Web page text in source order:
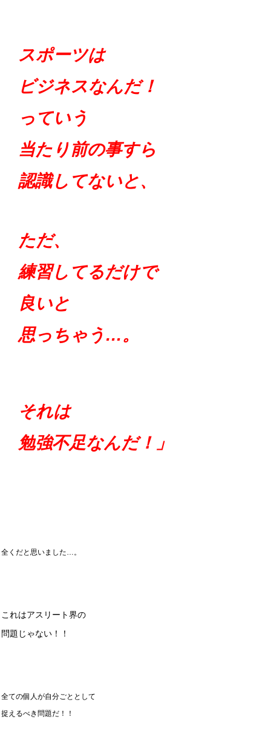
スポーツは
ビジネスなんだ！
っていう
当たり前の事すら
認識してないと、
ただ、
練習してるだけで
良いと
思っちゃう…。
それは
勉強不足なんだ！」
全くだと思いました…。
これはアスリート界の
問題じゃない！！
全ての個人が自分ごととして
捉えるべき問題だ！！